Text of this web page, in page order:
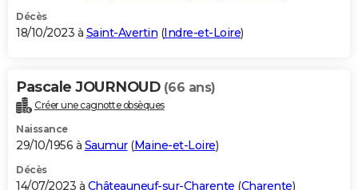
Décès
18/10/2023 à Saint-Avertin (Indre-et-Loire)
Pascale JOURNOUD (66 ans)
Créer une cagnotte obsèques
Naissance
29/10/1956 à Saumur(Maine-et-Loire)
Décès
14/07/2023 à Châteauneuf-sur-Charente (Charente)